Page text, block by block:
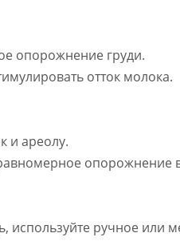
опорожнение груди.
отток молока.
и ареолу.
опорожнение
ручное или